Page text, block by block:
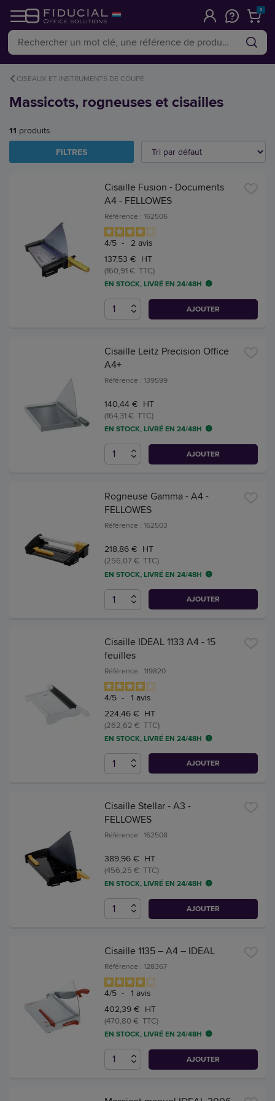
0
CISEAUX ET INSTRUMENTS DE COUPE
Massicots, rogneuses et cisailles
11 produits
FILTRES
Cisaille Fusion - Documents
A4 - FELLOWES
Référence : 162506
4/5 - 2 avis
137,53 € HT
(160,91 € TTC)
EN STOCK, LIVRÉ EN 24/48H
AJOUTER
Cisaille Leitz Precision Office
A4+
Référence : 139599
140,44 € HT
(164,31 € TTC)
EN STOCK, LIVRÉ EN 24/48H
AJOUTER
Rogneuse Gamma - A4 -
FELLOWES
Référence : 162503
218,86 € HT
(256,07 € TTC)
EN STOCK, LIVRÉ EN 24/48H
AJOUTER
Cisaille IDEAL 1133 A4 - 15
feuilles
Référence : 119820
4/5 - 1 avis
224,46 € HT
(262,62 € TTC)
EN STOCK, LIVRÉ EN 24/48H
AJOUTER
Cisaille Stellar - A3 -
FELLOWES
Référence : 162508
389,96 € HT
(456,25 € TTC)
EN STOCK, LIVRÉ EN 24/48H
AJOUTER
Cisaille 1135 – A4 – IDEAL
Référence : 128367
4/5 - 1 avis
402,39 € HT
(470,80 € TTC)
EN STOCK, LIVRÉ EN 24/48H
AJOUTER